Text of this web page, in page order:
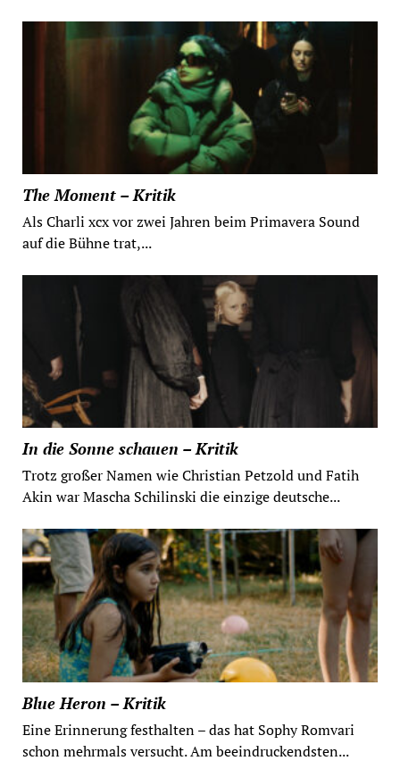
The Moment – Kritik
Als Charli xcx vor zwei Jahren beim Primavera Sound
auf die Bühne trat,...
In die Sonne schauen – Kritik
Trotz großer Namen wie Christian Petzold und Fatih
Akin war Mascha Schilinski die einzige deutsche...
Blue Heron – Kritik
Eine Erinnerung festhalten – das hat Sophy Romvari
schon mehrmals versucht. Am beeindruckendsten...